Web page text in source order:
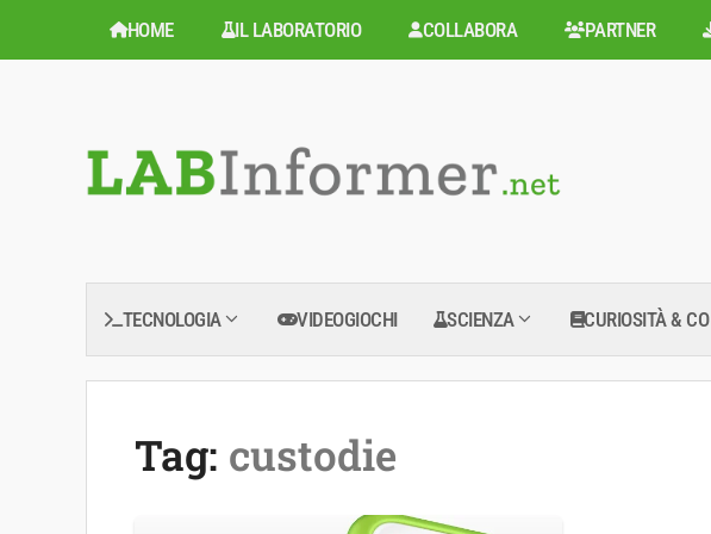
HOME IL LABORATORIO COLLABORA PARTNER
TECNOLOGIA VIDEOGIOCHI SCIENZA CURIOSITÀ & CO
Tag: custodie